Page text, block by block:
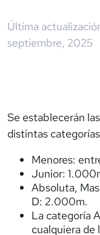
Última
septiembre, 2025
Se establecerán
distintas categorías
Menores:
Junior:
Absoluta,
D: 2.000m.
La categoría
cualquiera de